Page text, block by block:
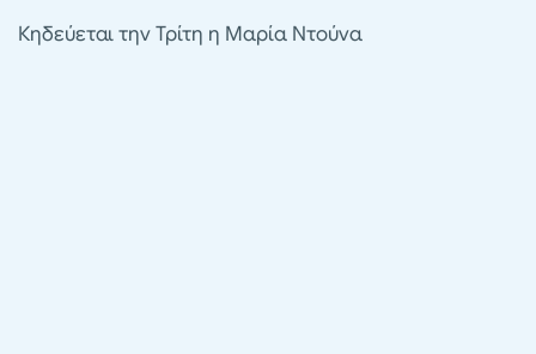
Κηδεύεται την Τρίτη η Μαρία Ντούνα